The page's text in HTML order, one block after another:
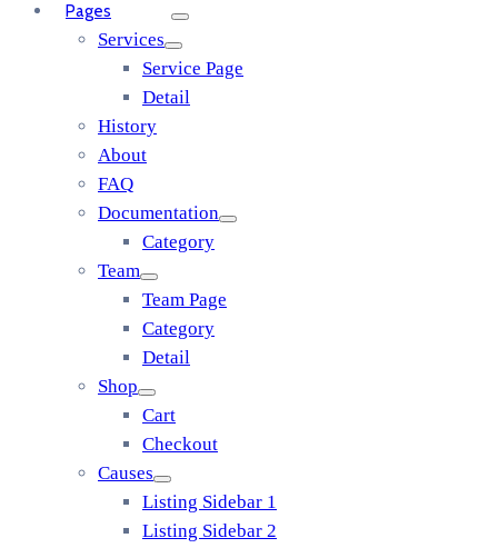
Pages
Services
Service Page
Detail
History
About
FAQ
Documentation
Category
Team
Team Page
Category
Detail
Shop
Cart
Checkout
Causes
Listing Sidebar 1
Listing Sidebar 2